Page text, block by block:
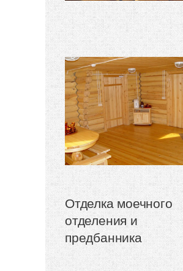
Отделка моечного
отделения и
предбанника